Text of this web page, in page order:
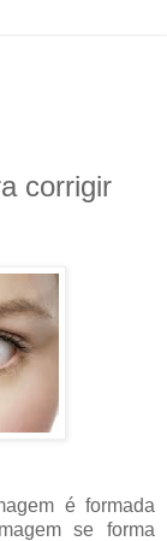
corrigir
é formada
se forma